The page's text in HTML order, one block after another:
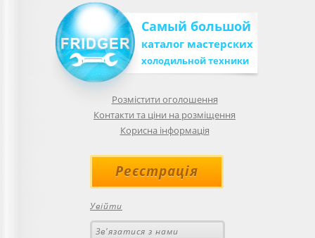
Самый большой
каталог мастерских
холодильной техники
Розмістити оголошення
Контакти та ціни на розміщення
Корисна інформація
Реєстрація
Увійти
Зв'язатися з нами